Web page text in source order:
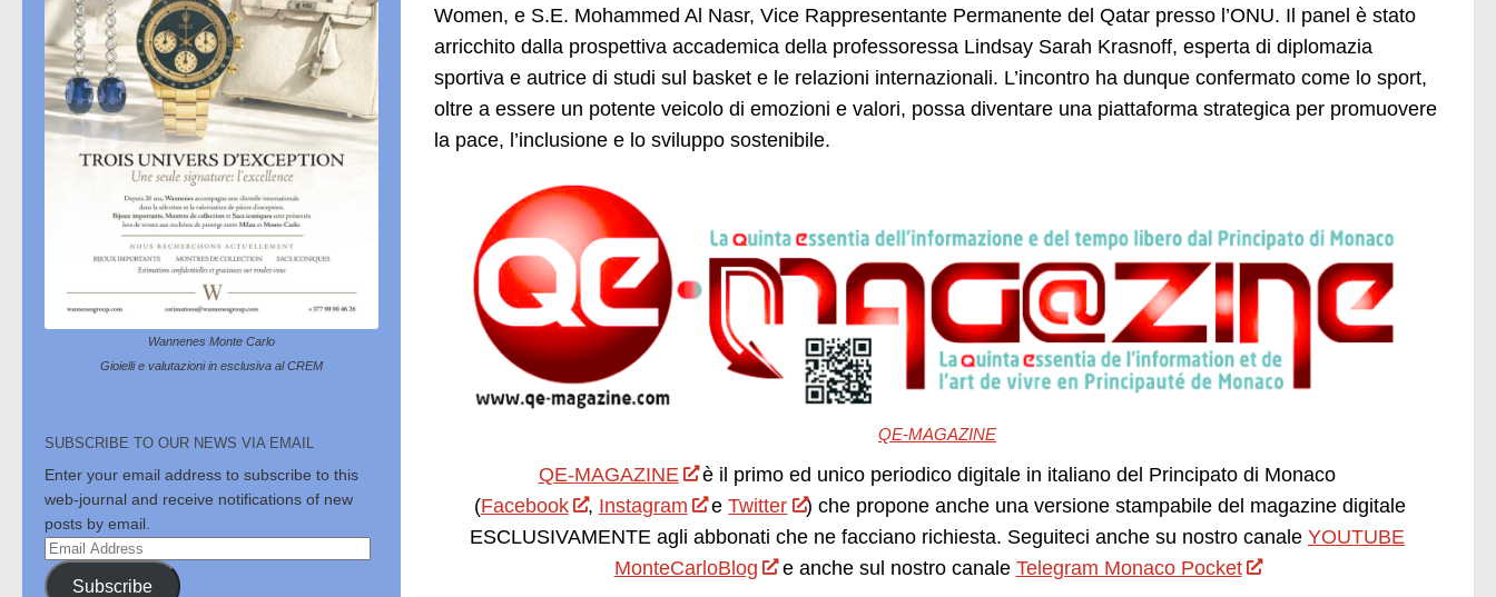
Women, e S.E. Mohammed Al Nasr, Vice Rappresentante Permanente del Qatar presso l’ONU. Il panel è stato
arricchito dalla prospettiva accademica della professoressa Lindsay Sarah Krasnoff, esperta di diplomazia
sportiva e autrice di studi sul basket e le relazioni internazionali. L’incontro ha dunque confermato come lo sport,
oltre a essere un potente veicolo di emozioni e valori, possa diventare una piattaforma strategica per promuovere
la pace, l’inclusione e lo sviluppo sostenibile.
QE-MAGAZINE
QE-MAGAZINE
è il primo ed unico periodico digitale in italiano del Principato di Monaco
(Facebook , Instagram eTwitter
) che propone anche una versione stampabile del magazine digitale
ESCLUSIVAMENTE agli abbonati che ne facciano richiesta. Seguiteci anche su nostro canale YOUTUBE
MonteCarloBlog
e anche sul nostro canale Telegram Monaco Pocket
Wannenes Monte Carlo
Gioielli e valutazioni in esclusiva al CREM
SUBSCRIBE TO OUR NEWS VIA EMAIL
Enter your email address to subscribe to this
web-journal and receive notifications of new
posts by email.
Email
Address
Subscribe